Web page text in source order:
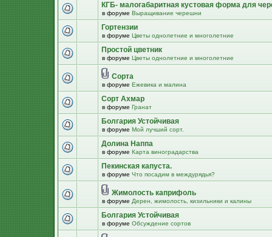
КГБ- малогабаритная кустовая форма для
в форуме Выращивание черешни
Гортензии
в форуме Цветы однолетние и многолетние
Простой цветник
в форуме Цветы однолетние и многолетние
Сорта
в форуме Ежевика и малина
Сорт Ахмар
в форуме Гранат
Болгария Устойчивая
в форуме Мой лучший сорт.
Долина Наппа
в форуме Карта виноградарства
Пекинская капуста.
в форуме Что посадим в междурядья?
Жимолость каприфоль
в форуме Дерен, жимолость, кизильники и калины
Болгария Устойчивая
в форуме Обсуждение сортов